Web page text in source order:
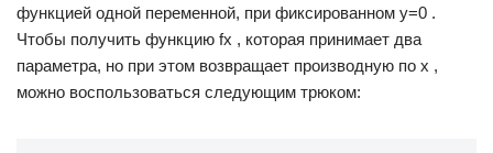
функцией одной переменной, при фиксированном y=0 .
Чтобы получить функцию fx , которая принимает два
параметра, но при этом возвращает производную по x ,
можно воспользоваться следующим трюком: